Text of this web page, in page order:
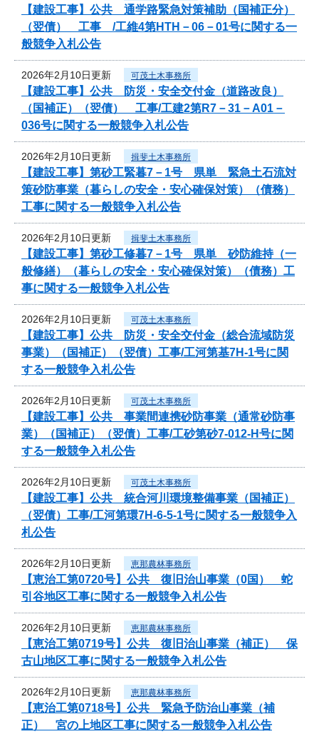
【建設工事】公共 通学路緊急対策補助（国補正分）
（翌債） 工事 /工維4第HTH－06－01号に関する一
般競争入札公告
2026年2月10日更新 可茂土木事務所
【建設工事】公共 防災・安全交付金（道路改良）
（国補正）（翌債） 工事/工建2第R7－31－A01－
036号に関する一般競争入札公告
2026年2月10日更新 揖斐土木事務所
【建設工事】第砂工緊暮7－1号 県単 緊急土石流対
策砂防事業（暮らしの安全・安心確保対策）（債務）
工事に関する一般競争入札公告
2026年2月10日更新 揖斐土木事務所
【建設工事】第砂工修暮7－1号 県単 砂防維持（一
般修繕）（暮らしの安全・安心確保対策）（債務）工
事に関する一般競争入札公告
2026年2月10日更新 可茂土木事務所
【建設工事】公共 防災・安全交付金（総合流域防災
事業）（国補正）（翌債）工事/工河第基7H-1号に関
する一般競争入札公告
2026年2月10日更新 可茂土木事務所
【建設工事】公共 事業間連携砂防事業（通常砂防事
業）（国補正）（翌債）工事/工砂第砂7-012‐H号に関
する一般競争入札公告
2026年2月10日更新 可茂土木事務所
【建設工事】公共 統合河川環境整備事業（国補正）
（翌債）工事/工河第環7H-6-5-1号に関する一般競争入
札公告
2026年2月10日更新 恵那農林事務所
【恵治工第0720号】公共 復旧治山事業（0国） 蛇
引谷地区工事に関する一般競争入札公告
2026年2月10日更新 恵那農林事務所
【恵治工第0719号】公共 復旧治山事業（補正） 保
古山地区工事に関する一般競争入札公告
2026年2月10日更新 恵那農林事務所
【恵治工第0718号】公共 緊急予防治山事業（補
正） 宮の上地区工事に関する一般競争入札公告